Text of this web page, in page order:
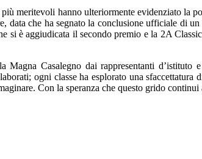
meritevoli hanno ulteriormente evidenziato la
data che ha segnato la conclusione ufficiale di
si è aggiudicata il secondo premio e la 2A
Casalegno dai rappresentanti d’istituto
ogni classe ha esplorato una
Con la speranza che questo grido